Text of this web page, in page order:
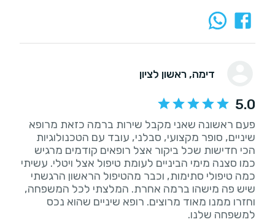
דימה, ראשון לציון
5.0
פעם ראשונה שאני מקבל שירות ברמה כזאת מרופא
שיניים, סופר מקצועי, סבלני, עובד עם הטכנולוגיות
הכי חדישות שכל ביקור אצל רופאים קודמים מרגיש
כמו סצנה מימי הביניים לעומת טיפול אצל ויטלי. עשיתי
כמה טיפולי סתימות, וכבר מהטיפול הראשון הרגשתי
שיש פה מישהו ברמה אחרת. המלצתי לכל המשפחה,
וחזרו ממנו מאוד מרוצים. רופא שיניים שהוא נכס
למשפחה שלנו.